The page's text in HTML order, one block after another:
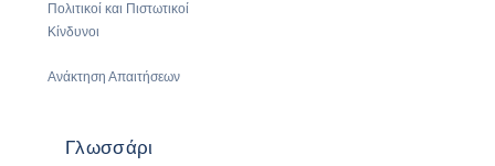
Πολιτικοί και Πιστωτικοί
Κίνδυνοι
Ανάκτηση Απαιτήσεων
Γλωσσάρι